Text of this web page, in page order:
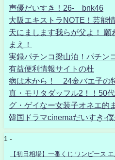
声優だいすき！26- bnk46
大阪エキストラNOTE！芸能
天にまします我らが父よ！ 願
まえ！
実録パチンコ梁山泊！パチン
有益便利情報サイトの杜
病は木から！ 24金バエ子の
真・モリタダッフル2！！50
グ・ゲイなー女装子オネエ的
韓国ドラマcinemaだいすき-
1 -
【初日相場】一番くじ ワンピース